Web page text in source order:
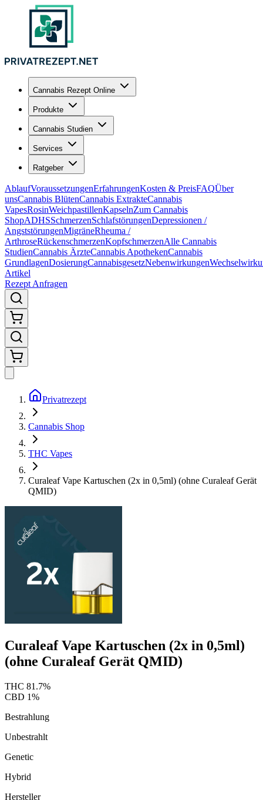
Cannabis Rezept Online
Produkte
Cannabis Studien
Services
Ratgeber
AblaufVoraussetzungenErfahrungenKosten & PreisFAQÜber
unsCannabis BlütenCannabis ExtrakteCannabis
VapesRosinWeichpastillenKapselnZum Cannabis
ShopADHSSchmerzenSchlafstörungenDepressionen /
AngststörungenMigräneRheuma /
ArthroseRückenschmerzenKopfschmerzenAlle Cannabis
StudienCannabis ÄrzteCannabis ApothekenCannabis
GrundlagenDosierungCannabisgesetzNebenwirkungen
Artikel
Rezept Anfragen
Privatrezept
Cannabis Shop
THC Vapes
Curaleaf Vape Kartuschen (2x in 0,5ml) (ohne Curaleaf Gerät
QMID)
Curaleaf Vape Kartuschen (2x in 0,5ml)
(ohne Curaleaf Gerät QMID)
THC 81.7%
CBD 1%
Bestrahlung
Unbestrahlt
Genetic
Hybrid
Hersteller